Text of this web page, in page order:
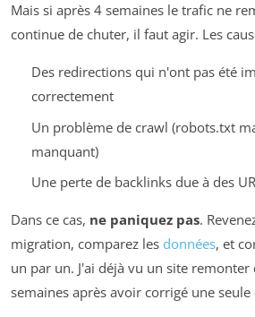
Mais si après 4 semaines le trafic ne
continue de chuter, il faut agir. Les
Des redirections qui n'ont pas été
correctement
Un problème de crawl (robots.txt
manquant)
Une perte de backlinks due à des
Dans ce cas, ne paniquez pas.
migration, comparez les données, et
un par un. J'ai déjà vu un site remonter
semaines après avoir corrigé une